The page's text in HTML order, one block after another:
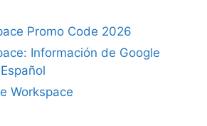
Promo Code 2026
Información de Google
Workspace